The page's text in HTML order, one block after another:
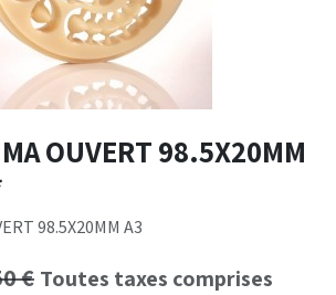
OUVERT 98.5X20MM
98.5X20MM A3
€ Toutes taxes comprises